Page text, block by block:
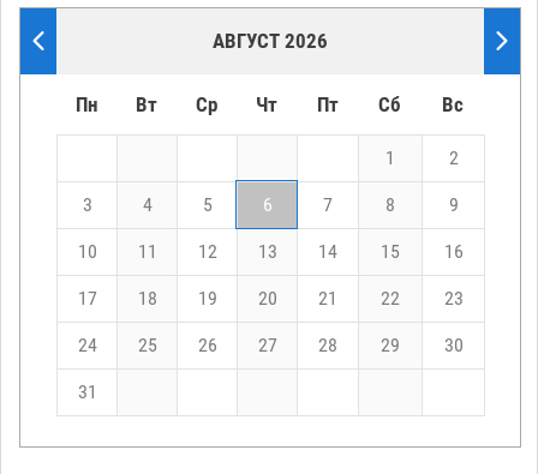
АВГУСТ 2026
Пн Вт Ср Чт Пт Сб Вс
1 2
3 4 5 6 7 8 9
10 11 12 13 14 15 16
17 18 19 20 21 22 23
24 25 26 27 28 29 30
31